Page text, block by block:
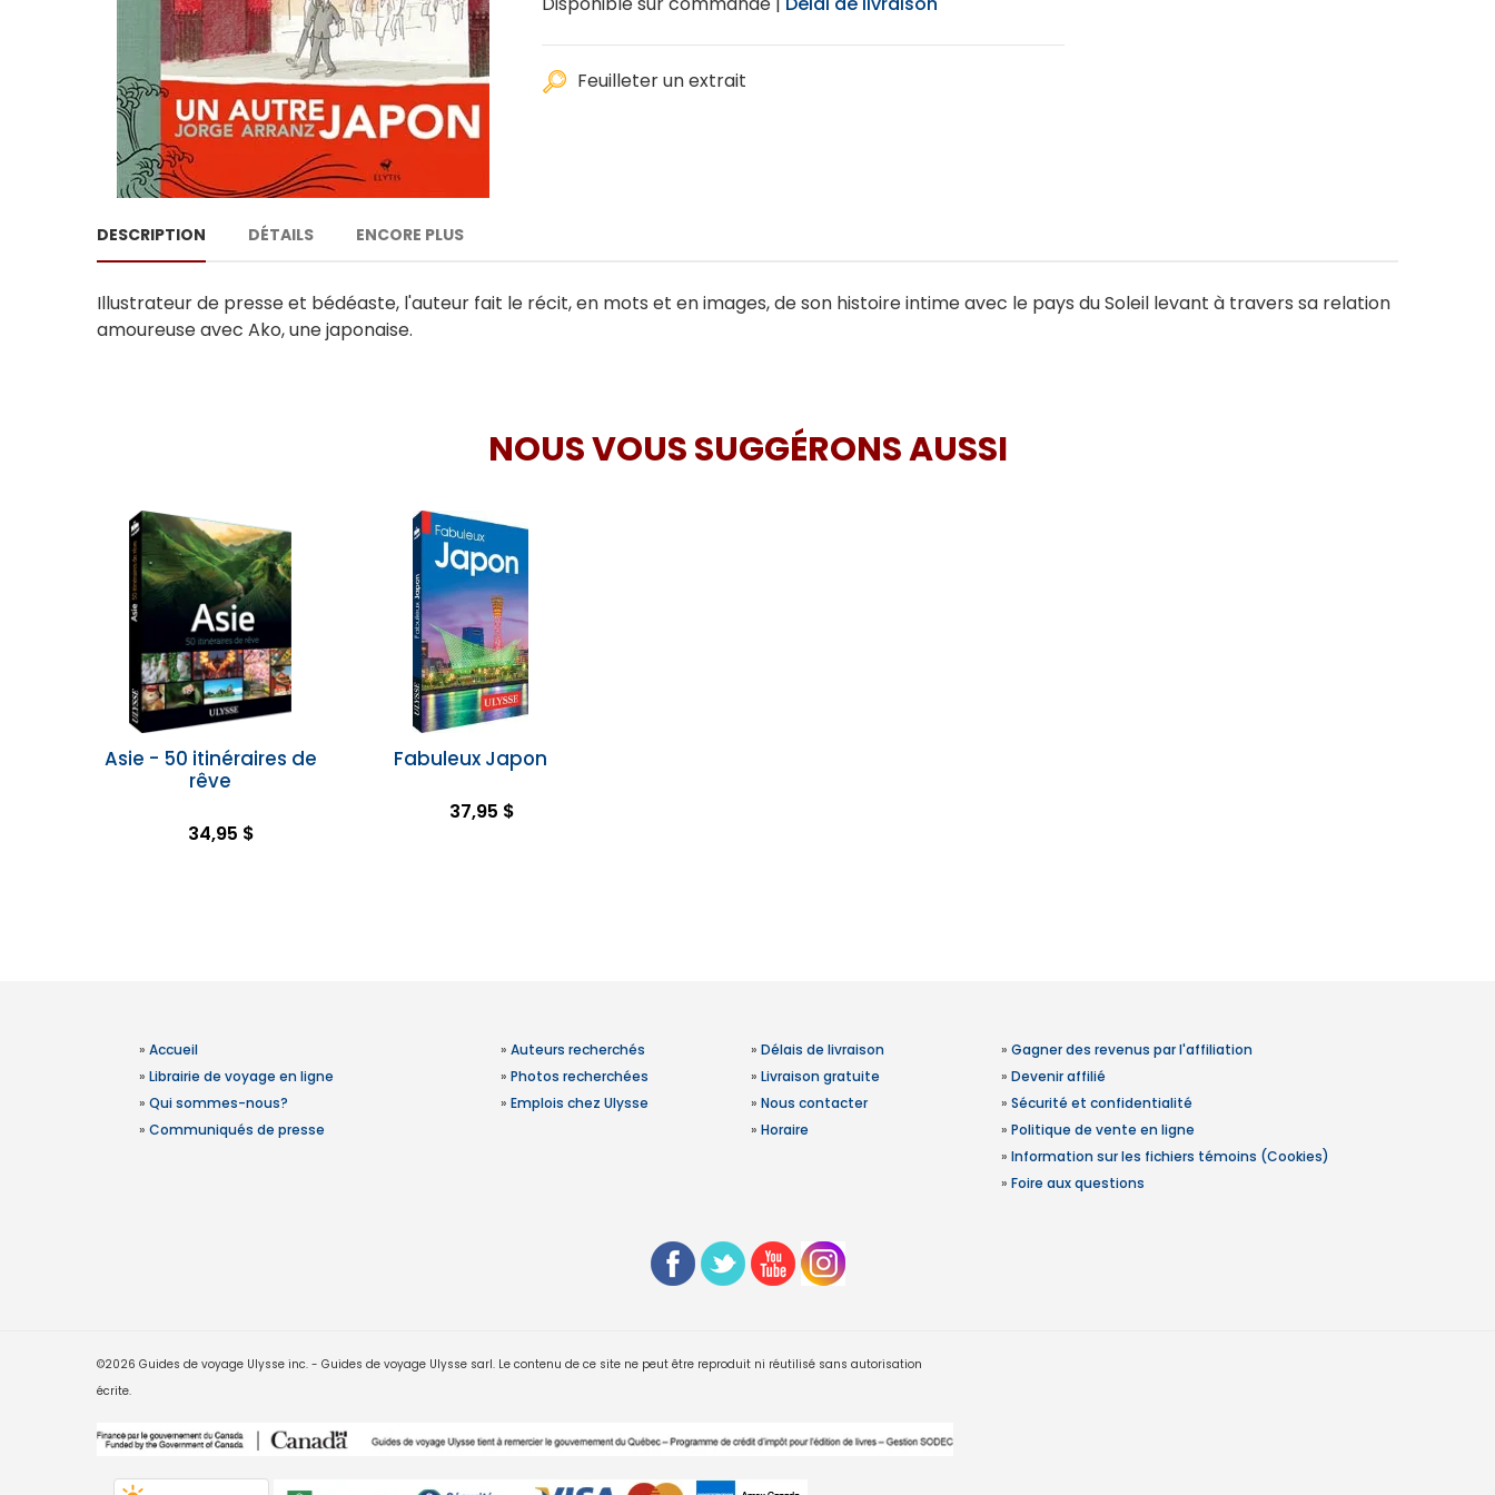
Feuilleter un extrait
DESCRIPTION DÉTAILS ENCORE PLUS
Illustrateur de presse et bédéaste, l'auteur fait le récit, en mots et en images, de son histoire intime avec le pays du Soleil levant à travers sa relation
amoureuse avec Ako, une japonaise.
NOUS VOUS SUGGÉRONS AUSSI
Asie - 50 itinéraires de
rêve
34,95 $
Fabuleux Japon
37,95 $
» Accueil
» Librairie de voyage en ligne
» Qui sommes-nous?
» Communiqués de presse
» Auteurs recherchés
» Photos recherchées
» Emplois chez Ulysse
» Délais de livraison
» Livraison gratuite
» Nous contacter
» Horaire
» Gagner des revenus par l'affiliation
» Devenir affilié
» Sécurité et confidentialité
» Politique de vente en ligne
» Information sur les fichiers témoins (Cookies)
» Foire aux questions
©2026 Guides de voyage Ulysse inc. - Guides de voyage Ulysse sarl. Le contenu de ce site ne peut être reproduit ni réutilisé sans autorisation
écrite.